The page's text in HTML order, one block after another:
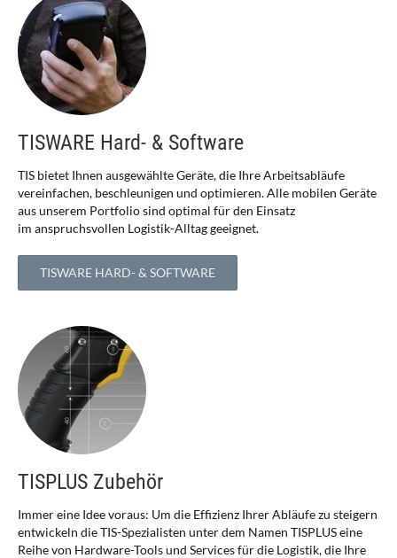
TISWARE Hard- & Software
TIS bietet Ihnen ausgewählte Geräte, die Ihre Arbeitsabläufe
vereinfachen, beschleunigen und optimieren. Alle mobilen Geräte
aus unserem Portfolio sind optimal für den Einsatz
im anspruchsvollen Logistik-Alltag geeignet.
TISWARE HARD- & SOFTWARE
TISPLUS Zubehör
Immer eine Idee voraus: Um die Effizienz Ihrer Abläufe zu steigern
entwickeln die TIS-Spezialisten unter dem Namen TISPLUS eine
Reihe von Hardware-Tools und Services für die Logistik, die Ihre